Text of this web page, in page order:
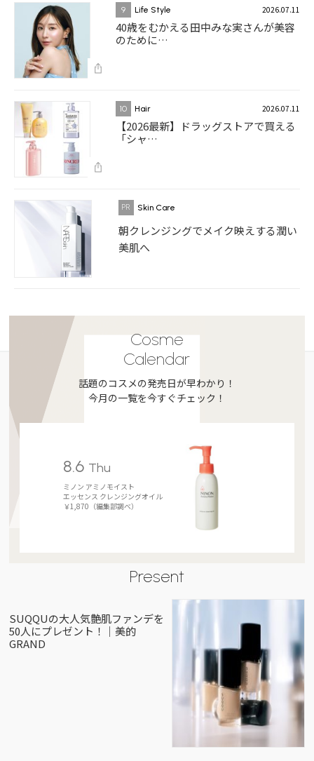
9 Life Style 2026.07.11
40歳をむかえる田中みな実さんが美容
のために…
10 Hair 2026.07.11
【2026最新】ドラッグストアで買える
「シャ…
Skin Care
朝クレンジングでメイク映えする潤い
美肌へ
Cosme
Calendar
話題のコスメの発売日が早わかり！
今月の一覧を今すぐチェック！
8.6 Thu
ミノン アミノモイスト
エッセンス クレンジングオイル
￥1,870（編集部調べ）
Present
SUQQUの大人気艶肌ファンデを
50人にプレゼント！｜美的
GRAND